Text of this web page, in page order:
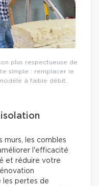
plus respectueuse de
simple : remplacer le
à faible débit.
isolation
murs, les combles
l'efficacité
et réduire votre
les pertes de